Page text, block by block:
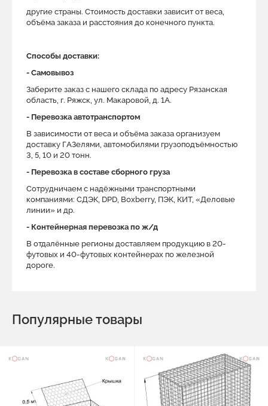
другие страны. Стоимость доставки зависит от веса,
объёма заказа и расстояния до конечного пункта.
Способы доставки:
- Самовывоз
Заберите заказ с нашего склада по адресу Рязанская
область, г. Ряжск, ул. Макаровой, д. 1A.
- Перевозка автотранспортом
В зависимости от веса и объёма заказа организуем
доставку ГАЗелями, автомобилями грузоподъёмностью
3, 5, 10 и 20 тонн.
- Перевозка в составе сборного груза
Сотрудничаем с надёжными транспортными
компаниями: СДЭК, DPD, Boxberry, ПЭК, КИТ, «Деловые
линии» и др.
- Контейнерная перевозка по ж/д
В отдалённые регионы доставляем продукцию в 20-
футовых и 40-футовых контейнерах по железной
дороге.
Популярные товары